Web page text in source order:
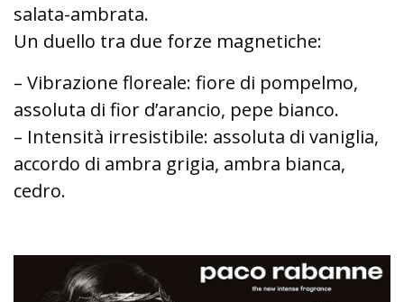
salata-ambrata.
Un duello tra due forze magnetiche:
– Vibrazione floreale: fiore di pompelmo,
assoluta di fior d’arancio, pepe bianco.
– Intensità irresistibile: assoluta di vaniglia,
accordo di ambra grigia, ambra bianca,
cedro.